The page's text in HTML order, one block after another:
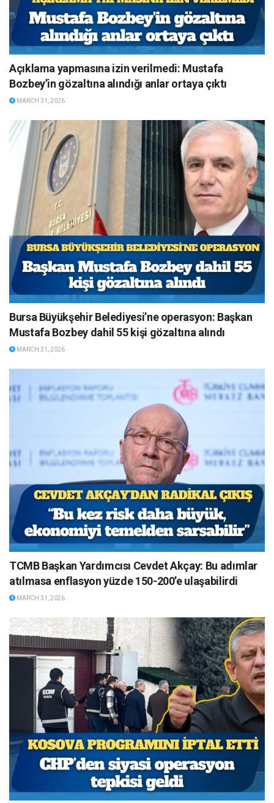
Açıklama yapmasına izin verilmedi: Mustafa
Bozbey’in gözaltına alındığı anlar ortaya çıktı
MARCH 31, 2026
Bursa Büyükşehir Belediyesi’ne operasyon: Başkan
Mustafa Bozbey dahil 55 kişi gözaltına alındı
MARCH 31, 2026
TCMB Başkan Yardımcısı Cevdet Akçay: Bu adımlar
atılmasa enflasyon yüzde 150-200’e ulaşabilirdi
MARCH 31, 2026